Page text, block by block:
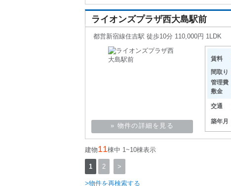
ライオンズプラザ西大島駅前
都営新宿線住吉駅 徒歩10分 110,000円 1LDK
» 物件の詳細を見る
賃料
間取り
管理費
敷金
交通
築年月
建物11棟中 1~10棟表示
1 2 >
>物件を再検索する